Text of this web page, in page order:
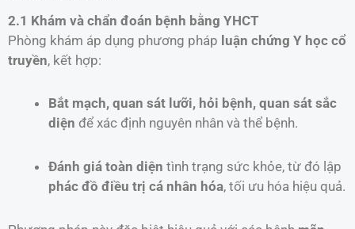
2.1 Khám và chẩn đoán bệnh bằng YHCT
Phòng khám áp dụng phương pháp luận chứng Y học cổ
truyền, kết hợp:
Bắt mạch, quan sát lưỡi, hỏi bệnh, quan sát sắc
diện để xác định nguyên nhân và thể bệnh.
Đánh giá toàn diện tình trạng sức khỏe, từ đó lập
phác đồ điều trị cá nhân hóa, tối ưu hóa hiệu quả.